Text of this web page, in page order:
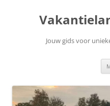
Jouw gids voor